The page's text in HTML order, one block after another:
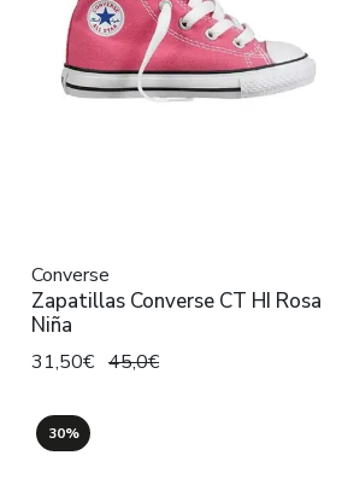
Converse
Zapatillas Converse CT HI Rosa
Niña
31,50€ 45,0€
30%